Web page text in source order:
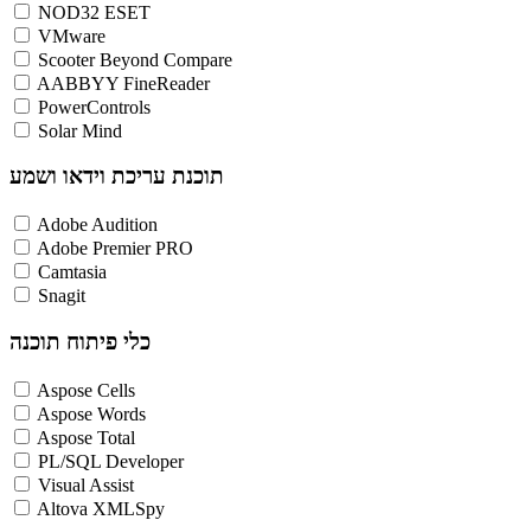
NOD32 ESET
VMware
Scooter Beyond Compare
AABBYY FineReader
PowerControls
Solar Mind
תוכנת עריכת וידאו ושמע
Adobe Audition
Adobe Premier PRO
Camtasia
Snagit
כלי פיתוח תוכנה
Aspose Cells
Aspose Words
Aspose Total
PL/SQL Developer
Visual Assist
Altova XMLSpy